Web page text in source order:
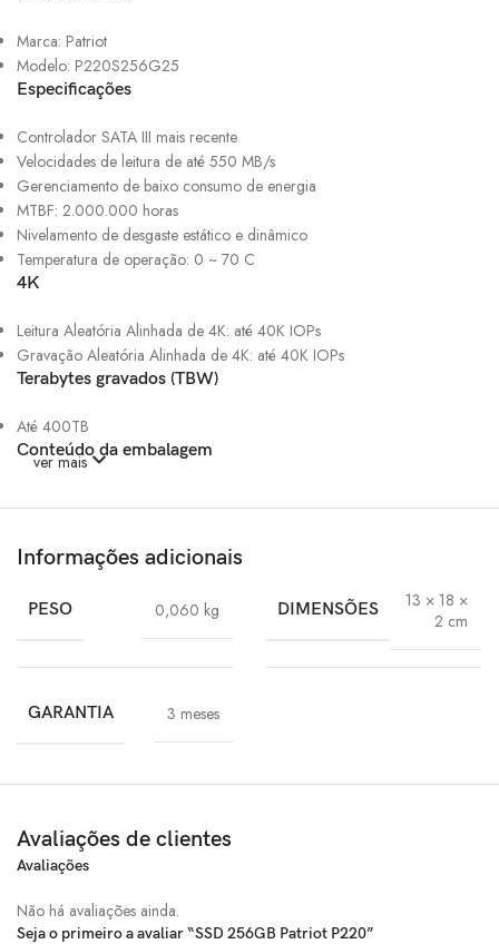
Marca: Patriot
Modelo: P220S256G25
Especificações
Controlador SATA III mais recente
Velocidades de leitura de até 550 MB/s
Gerenciamento de baixo consumo de energia
MTBF: 2.000.000 horas
Nivelamento de desgaste estático e dinâmico
Temperatura de operação: 0 ~ 70 C
4K
Leitura Aleatória Alinhada de 4K: até 40K IOPs
Gravação Aleatória Alinhada de 4K: até 40K IOPs
Terabytes gravados (TBW)
Até 400TB
Conteúdo da embalagem
ver mais
Informações adicionais
PESO 0,060 kg DIMENSÕES
13 × 18 ×
2 cm
GARANTIA 3 meses
Avaliações de clientes
Avaliações
Não há avaliações ainda.
Seja o primeiro a avaliar “SSD 256GB Patriot P220”